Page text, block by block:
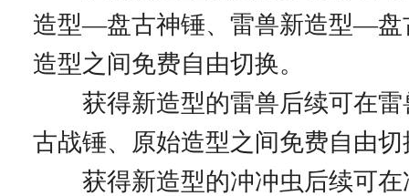
造型—盘古神锤、雷兽新造型—盘
造型之间免费自由切换。
获得新造型的雷兽后续可在雷
古战锤、原始造型之间免费自由切
获得新造型的冲冲虫后续可在